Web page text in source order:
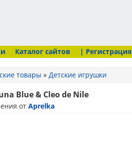
Каталог сайтов
|
товары »Детские игрушки
Blue & Cleo de Nile
отAprelka